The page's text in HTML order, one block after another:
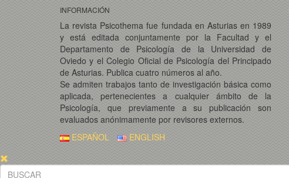
INFORMACIÓN
La revista Psicothema fue fundada en Asturias en 1989
y está editada conjuntamente por la Facultad y el
Departamento de Psicología de la Universidad de
Oviedo y el Colegio Oficial de Psicología del Principado
de Asturias. Publica cuatro números al año.
Se admiten trabajos tanto de investigación básica como
aplicada, pertenecientes a cualquier ámbito de la
Psicología, que previamente a su publicación son
evaluados anónimamente por revisores externos.
ESPAÑOL ENGLISH